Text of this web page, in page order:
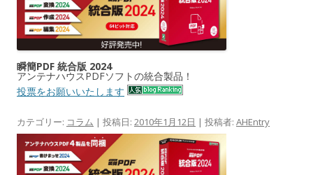
瞬簡PDF 統合版 2024
アンテナハウスPDFソフトの統合製品！
投票をお願いいたします
カテゴリー: コラム | 投稿日: 2010年1月12日 | 投稿者: AHEntry